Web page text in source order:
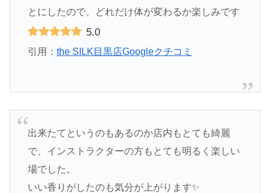
とにしたので、どれだけ体が変わるか楽しみです
5.0
引用： the SILK目黒店Googleクチコミ
出来たてというのもあるのか店内もとても綺麗
で、インストラクターの方もとても明るく楽しい
場でした。
いい香りがしたのも気分が上がります✨